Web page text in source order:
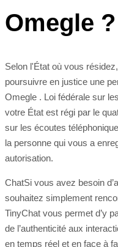
Omegle ?
Selon l'État où vous
poursuivre en justice une
Omegle . Loi fédérale sur
votre État est régi par le
sur les écoutes
la personne qui vous a
autorisation.
ChatSi vous avez besoin
souhaitez simplement
TinyChat vous permet d’y
de l’authenticité aux
en temps réel et en face à